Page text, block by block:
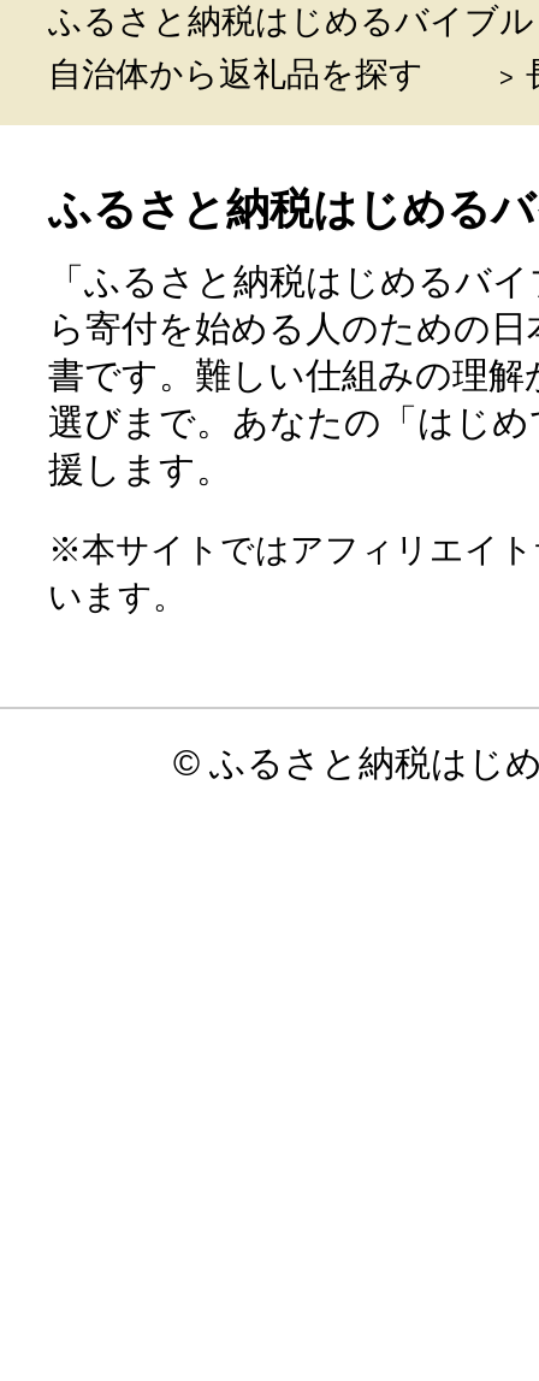
ふるさと納税はじめるバイブル
自治体から返礼品を探す
ふるさと納税はじめる
「ふるさと納税はじめるバ
ら寄付を始める人のための
書です。難しい仕組みの理
選びまで。あなたの「はじ
援します。
※本サイトではアフィリエイ
います。
© ふるさと納税はじ